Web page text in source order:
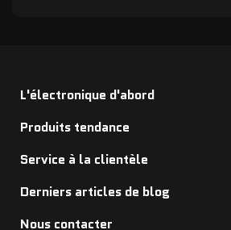
L'électronique d'abord
Produits tendance
Service à la clientèle
Derniers articles de blog
Nous contacter